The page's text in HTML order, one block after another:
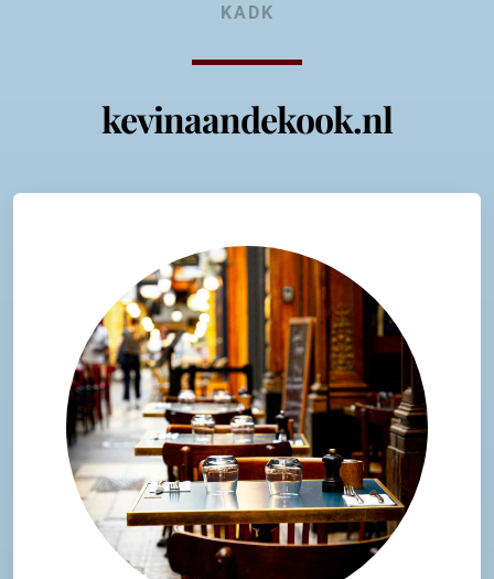
KADK
kevinaandekook.nl